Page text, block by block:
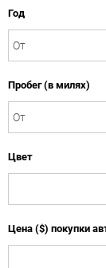
Год
Пробег (в милях)
Цвет
Цена ($) покупки